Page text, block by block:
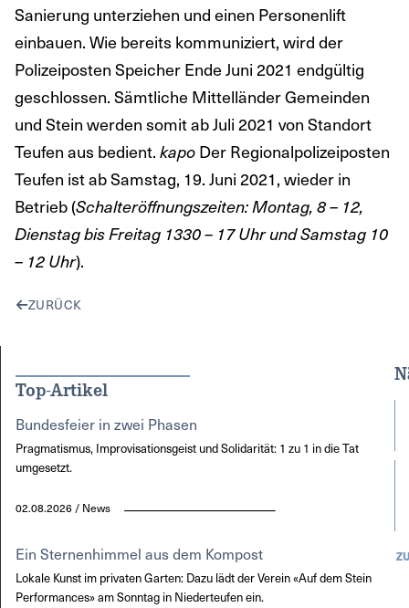
Sanierung unterziehen und einen Personenlift
einbauen. Wie bereits kommuniziert, wird der
Polizeiposten Speicher Ende Juni 2021 endgültig
geschlossen. Sämtliche Mittelländer Gemeinden
und Stein werden somit ab Juli 2021 von Standort
Teufen aus bedient. kapo Der Regionalpolizeiposten
Teufen ist ab Samstag, 19. Juni 2021, wieder in
Betrieb (Schalteröffnungszeiten: Montag, 8 – 12,
Dienstag bis Freitag 1330 – 17 Uhr und Samstag 10
– 12 Uhr).
ZURÜCK
Top-Artikel
Bundesfeier in zwei Phasen
Pragmatismus, Improvisationsgeist und Solidarität: 1 zu 1 in die Tat
umgesetzt.
02.08.2026 / News
Ein Sternenhimmel aus dem Kompost
Lokale Kunst im privaten Garten: Dazu lädt der Verein «Auf dem Stein
Performances» am Sonntag in Niederteufen ein.